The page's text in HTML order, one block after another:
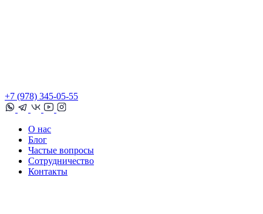
+7 (978) 345-05-55
О нас
Блог
Частые вопросы
Сотрудничество
Контакты